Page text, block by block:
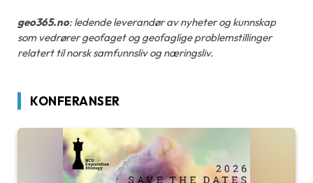
geo365.no: ledende leverandør av nyheter og kunnskap
som vedrører geofaget og geofaglige problemstillinger
relatert til norsk samfunnsliv og næringsliv.
KONFERANSER